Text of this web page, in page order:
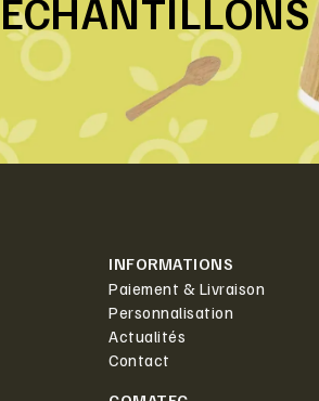
ÉCHANTILLONS
INFORMATIONS
Paiement & Livraison
Personnalisation
Actualités
Contact